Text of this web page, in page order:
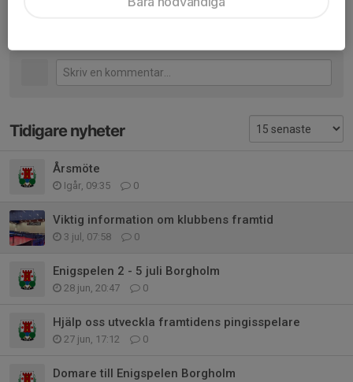
Tidigare nyheter
Årsmöte
Igår, 09:35 0
Viktig information om klubbens framtid
3 jul, 07:58 0
Enigspelen 2 - 5 juli Borgholm
28 jun, 20:47 0
Hjälp oss utveckla framtidens pingisspelare
27 jun, 17:12 0
Domare till Enigspelen Borgholm